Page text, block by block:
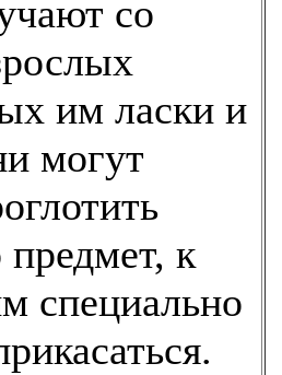
со
им ласки и
могут
к
специально